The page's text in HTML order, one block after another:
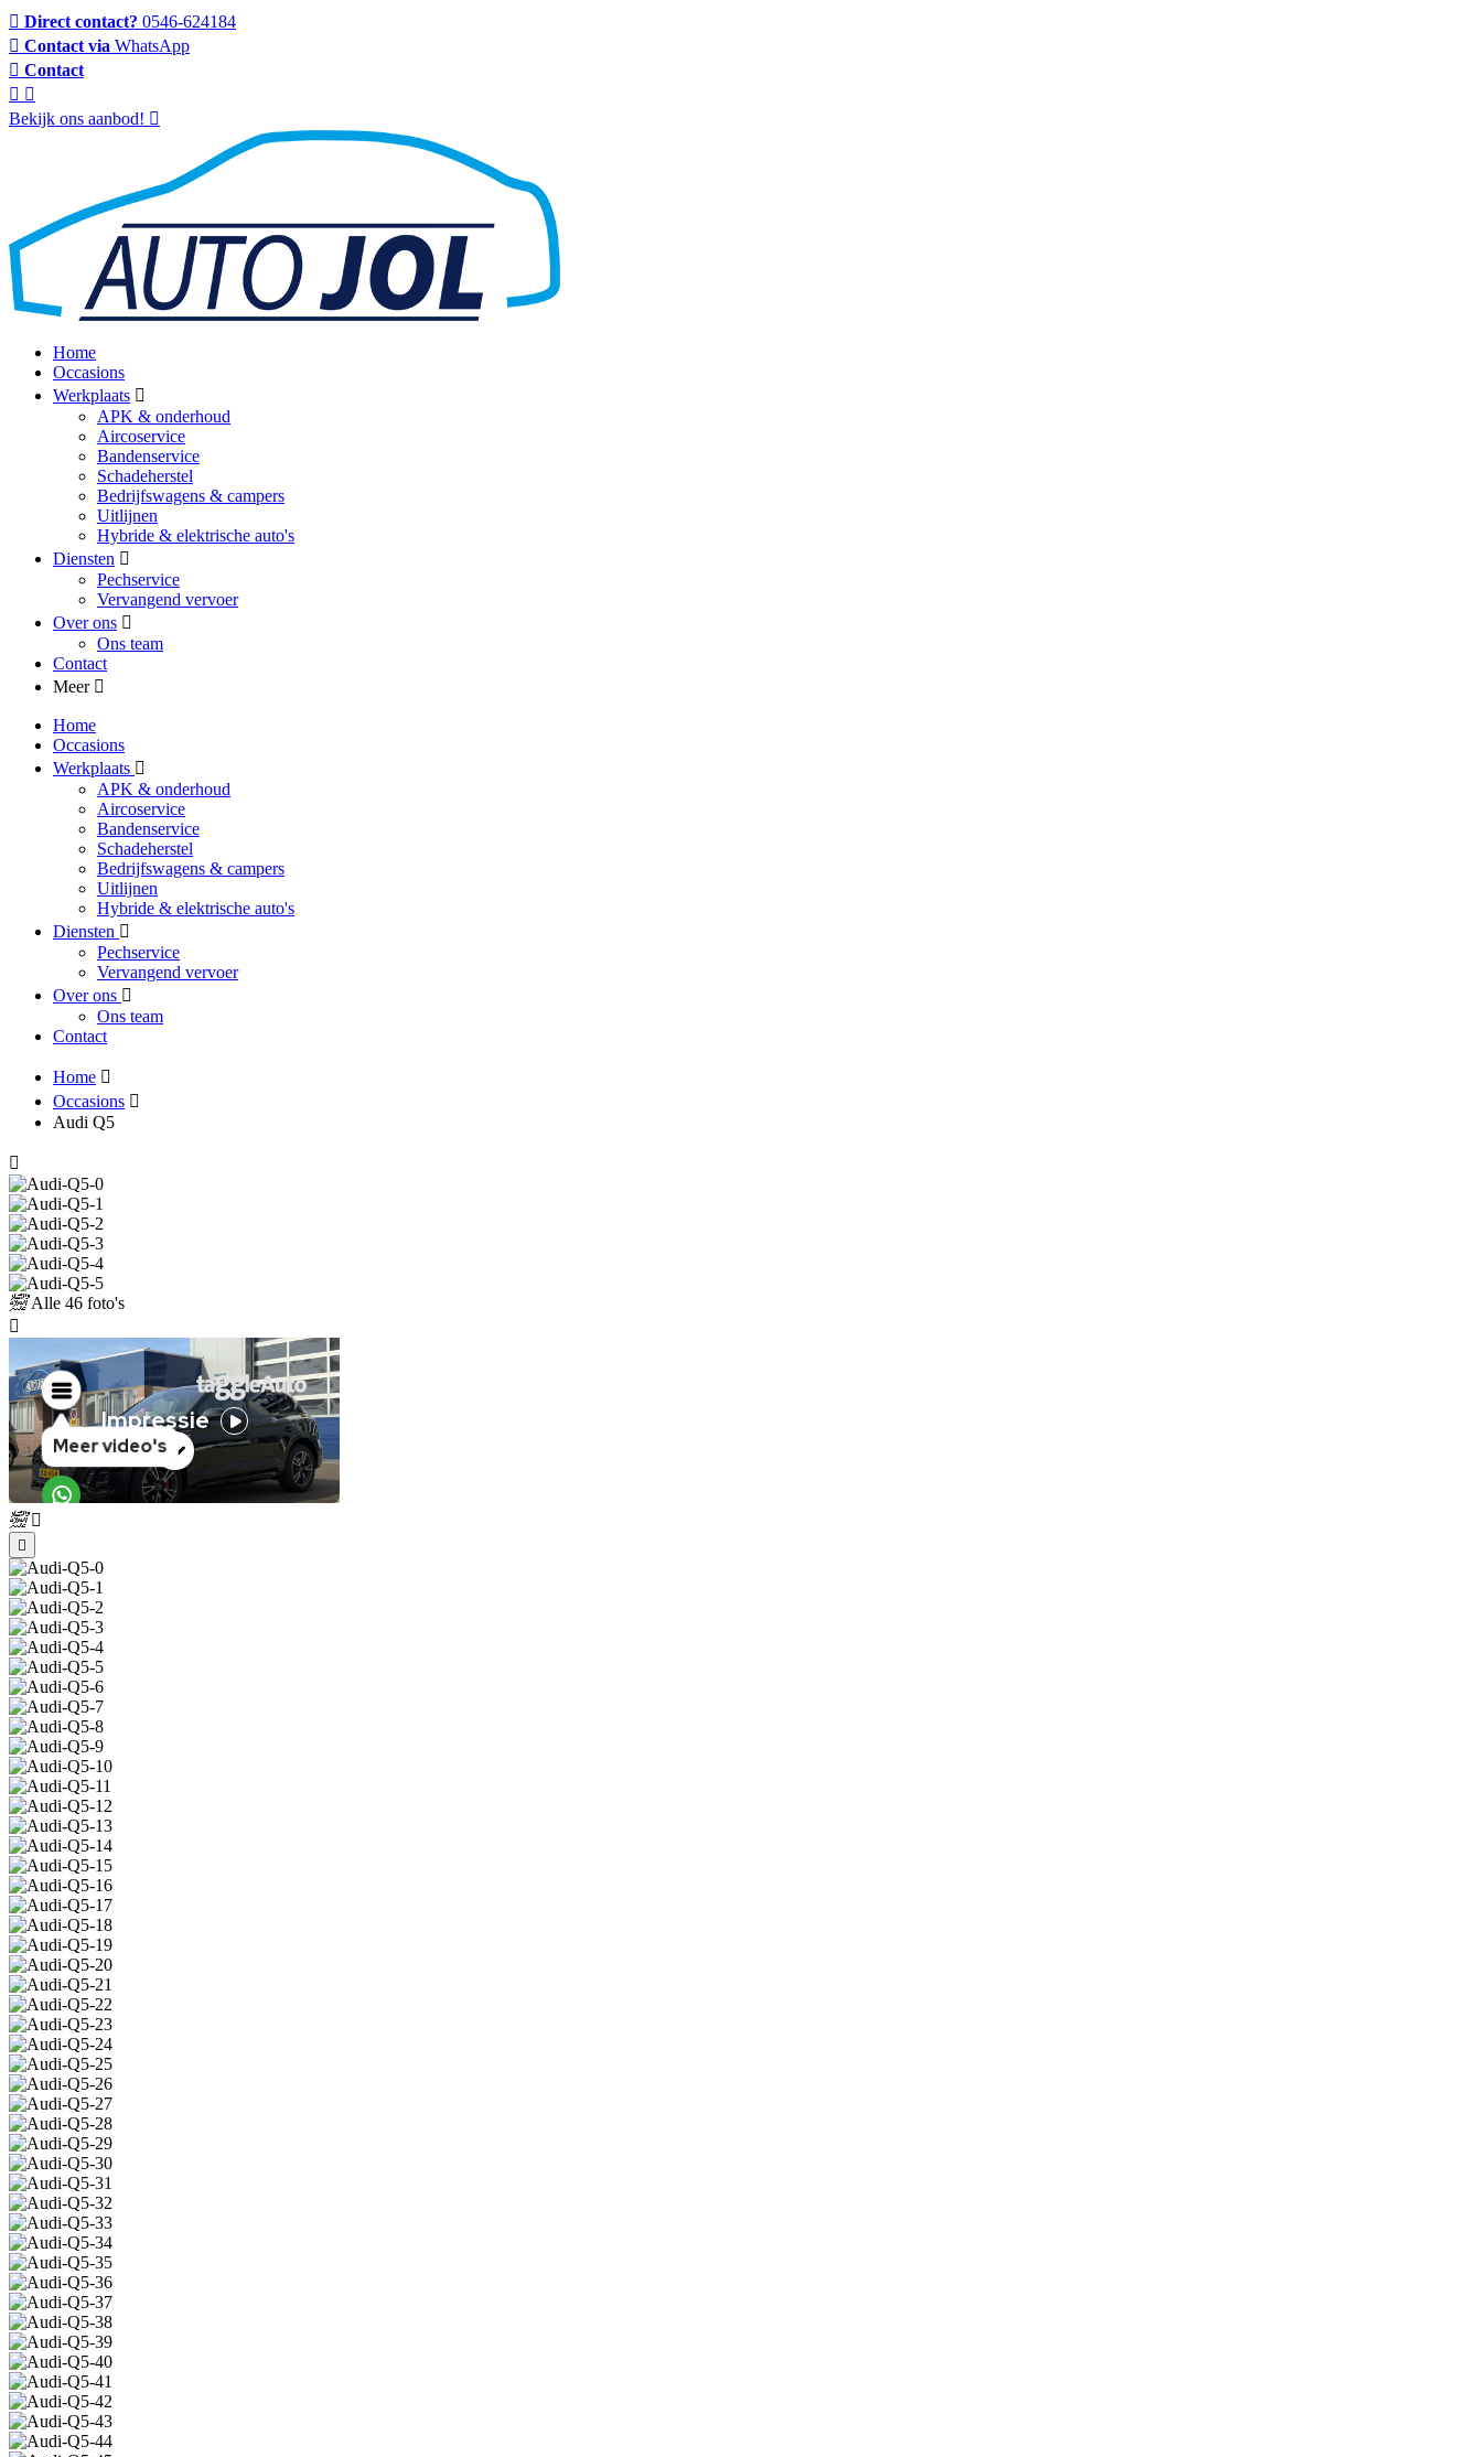
Direct contact? 0546-624184
Contact via WhatsApp
Contact
Bekijk ons aanbod!
Home
Occasions
Werkplaats
APK & onderhoud
Aircoservice
Bandenservice
Schadeherstel
Bedrijfswagens & campers
Uitlijnen
Hybride & elektrische auto's
Diensten
Pechservice
Vervangend vervoer
Over ons
Ons team
Contact
Meer
Home
Occasions
Werkplaats
APK & onderhoud
Aircoservice
Bandenservice
Schadeherstel
Bedrijfswagens & campers
Uitlijnen
Hybride & elektrische auto's
Diensten
Pechservice
Vervangend vervoer
Over ons
Ons team
Contact
Home
Occasions
Audi Q5
Alle 46 foto's